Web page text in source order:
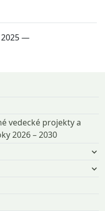
—
vedecké projekty a
2026 – 2030